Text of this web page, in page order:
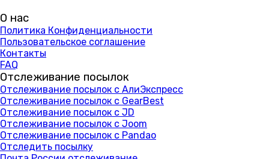
О нас
Политика Конфиденциальности
Пользовательское соглашение
Контакты
FAQ
Отслеживание посылок
Отслеживание посылок с АлиЭкспресс
Отслеживание посылок с GearBest
Отслеживание посылок с JD
Отслеживание посылок с Joom
Отслеживание посылок с Pandao
Отследить посылку